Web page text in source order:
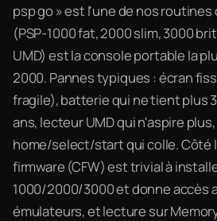
psp go » est l'une de nos routines
(PSP-1000 fat, 2000 slim, 3000
UMD) est la console portable la
2000. Pannes typiques : écran
fragile), batterie qui ne tient plus
ans, lecteur UMD qui n'aspire
home/select/start qui colle. Côté
firmware (CFW) est trivial à
1000/2000/3000 et donne accès
émulateurs, et lecture sur